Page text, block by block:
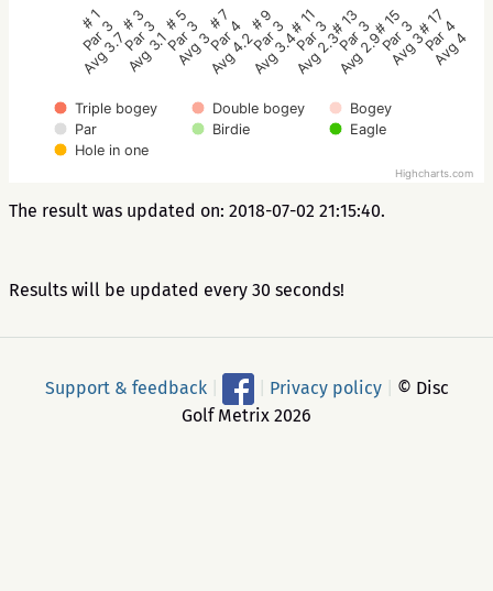
Triple bogey Double bogey
Bogey
Par
Birdie
Eagle
Hole in one
# 1
Par 3
Avg 3.7
# 3
Par 3
Avg 3.1
# 5
Par 3
Avg 3
# 7
Par 4
Avg 4.2
# 9
Par 3
Avg 3.4
# 11
Par 3
Avg 2.3
# 13
Par 3
Avg 2.9
# 15
Par 3
Avg 3
# 17
Par 4
Avg 4
Highcharts.com
The result was updated on: 2018-07-02 21:15:40.
Results will be updated every 30 seconds!
Support & feedback Privacy policy
© Disc
Golf Metrix 2026